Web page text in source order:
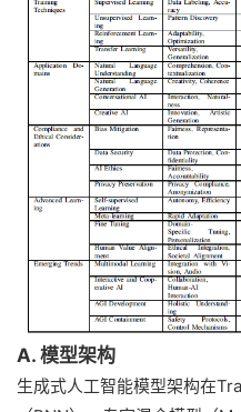
A. 模型架构
生成式人工智能模型架构在